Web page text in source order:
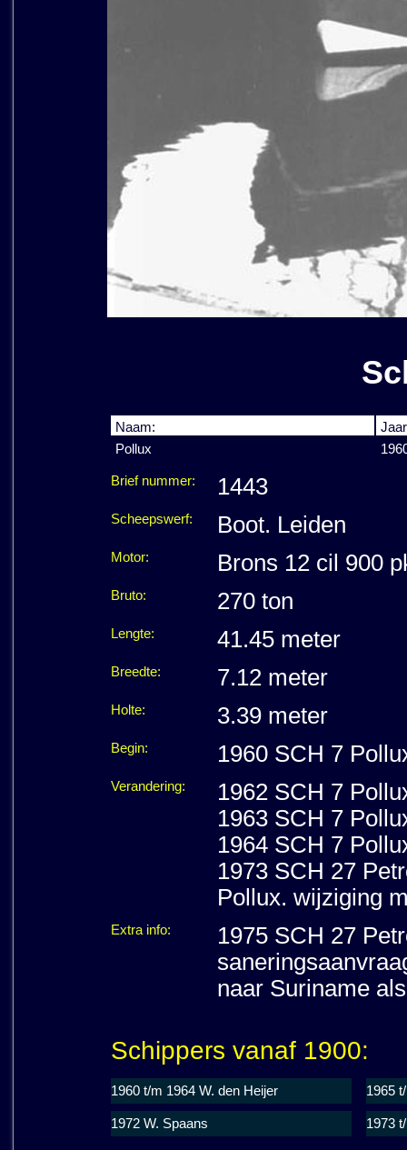
Naam:
Pollux
Brief nummer: 1443
Scheepswerf: Boot. Leiden
Motor: Brons 12 cil 900
Bruto: 270 ton
Lengte: 41.45 meter
Breedte: 7.12 meter
Holte: 3.39 meter
Begin: 1960 SCH 7
Verandering:
1962 SCH 7
1963 SCH 7
1964 SCH 7
1973 SCH 27
Pollux. wijziging
Extra info:
1975 SCH 27
naar Suriname
Schippers vanaf 1900:
1960 t/m 1964 W. den Heijer 1965
1972 W. Spaans 1973